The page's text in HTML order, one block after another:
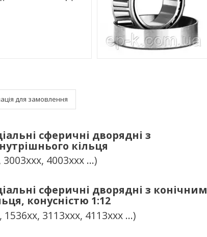
для замовлення
сферичні дворядні з
кільця
3003ххх, 4003ххх …)
сферичні дворядні з конічним
конусністю 1:12
1536хх, 3113ххх, 4113ххх …)